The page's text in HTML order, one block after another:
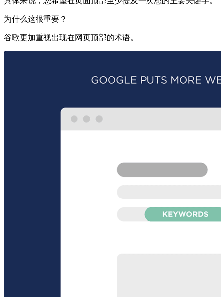
为什么这很重要？
谷歌更加重视出现在网页顶部的术语。